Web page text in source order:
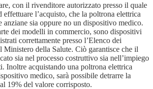
con il rivenditore autorizzato presso il quale
effettuare l’acquisto, che la poltrona elettrica
anziane sia oppure no un dispositivo medico.
dei modelli in commercio, sono dispositivi
correttamente presso l’Elenco dei
della Salute. Ciò garantisce che il
sia nel processo costruttivo sia nell’impiego
Inoltre acquistando una poltrona elettrica
medico, sarà possibile detrarre la
19% del valore corrisposto.